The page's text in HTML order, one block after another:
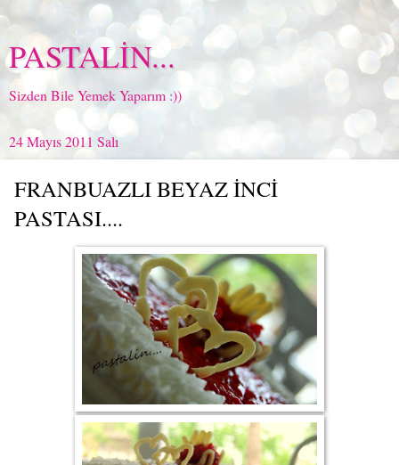
PASTALİN...
Sizden Bile Yemek Yaparım :))
24 Mayıs 2011 Salı
FRANBUAZLI BEYAZ İNCİ
PASTASI....